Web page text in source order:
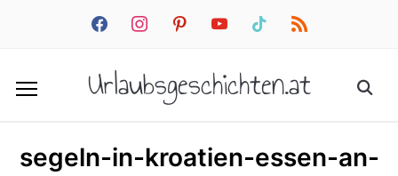
facebookinstagrampinterestyoutube tiktok rss
Urlaubsgeschichten.at
segeln-in-kroatien-essen-an-